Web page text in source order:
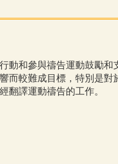
動和參與禱告運動鼓勵和
而較難成目標，特別是對
翻譯運動禱告的工作。